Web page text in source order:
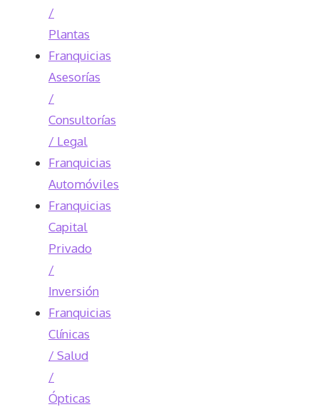
/
Plantas
Franquicias
Asesorías
/
Consultorías
/ Legal
Franquicias
Automóviles
Franquicias
Capital
Privado
/
Inversión
Franquicias
Clínicas
/ Salud
/
Ópticas